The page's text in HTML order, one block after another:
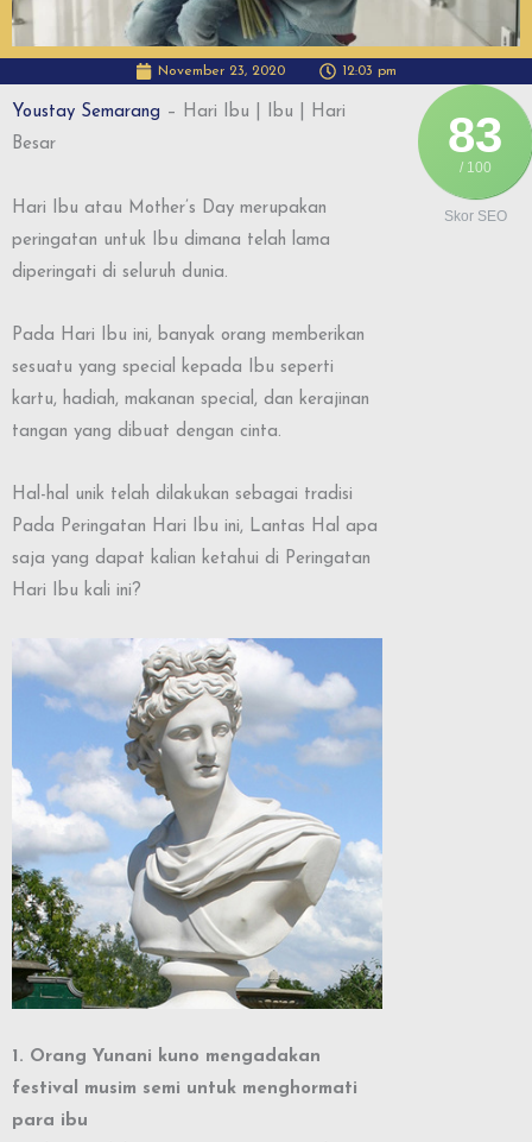
November 23, 2020 12:03 pm
83
/ 100
Skor SEO
Youstay Semarang – Hari Ibu | Ibu | Hari
Besar
Hari Ibu atau Mother’s Day merupakan
peringatan untuk Ibu dimana telah lama
diperingati di seluruh dunia.
Pada Hari Ibu ini, banyak orang memberikan
sesuatu yang special kepada Ibu seperti
kartu, hadiah, makanan special, dan kerajinan
tangan yang dibuat dengan cinta.
Hal-hal unik telah dilakukan sebagai tradisi
Pada Peringatan Hari Ibu ini, Lantas Hal apa
saja yang dapat kalian ketahui di Peringatan
Hari Ibu kali ini?
1. Orang Yunani kuno mengadakan
festival musim semi untuk menghormati
para ibu